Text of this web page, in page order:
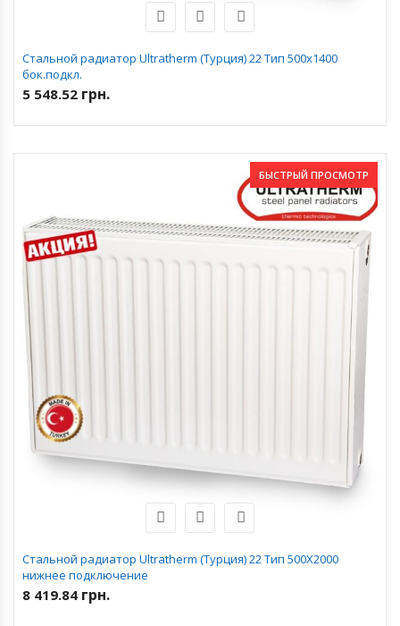
Стальной радиатор Ultratherm (Турция) 22 Тип 500х1400
бок.подкл.
5 548.52 грн.
БЫСТРЫЙ ПРОСМОТР
Стальной радиатор Ultratherm (Турция) 22 Тип 500Х2000
нижнее подключение
8 419.84 грн.